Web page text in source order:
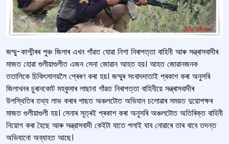
জম্মু-কাশ্মীৰৰ পুঞ্চ জিলাৰ এখন গাঁৱত যোৱা নিশা নিৰাপত্তা বাহিনী আৰু সন্ত্ৰাসবাদীৰ
মাজত হোৱা গুলীয়াগুলীত এজন সেনা জোৱান আহত হয়। আহত জোৱানজনক
ততালিকে চিকিৎসালয়লৈ প্ৰেৰণ কৰা হয়। জম্মুৰ সংবাদদাতাই প্ৰকাশ কৰা অনুসৰি
জিলাখনৰ চুৰানকোট মহকুমাৰ লাছানা গাঁৱত নিৰাপত্তা বাহিনীয়ে সন্ত্ৰাসবাদীৰ
উপস্থিতিৰ তথ্য লাভ কৰাৰ পাছত অঞ্চলটোত অভিযান চলোৱাৰ সময়ত দুয়োপক্ষৰ
মাজত গুলীয়াগুলী হয়। সেনাৰ সূত্ৰই প্ৰকাশ কৰা অনুসৰি অঞ্চলটোত অতিৰিক্ত বাহিনী
নিয়োগ কৰা হৈছে আৰু সন্ত্রাসবাদী কেইটা যাতে পলাই যাব নোৱাৰে তাৰ বাবে তদন্ত
অভিযানো অব্যাহত আছে।